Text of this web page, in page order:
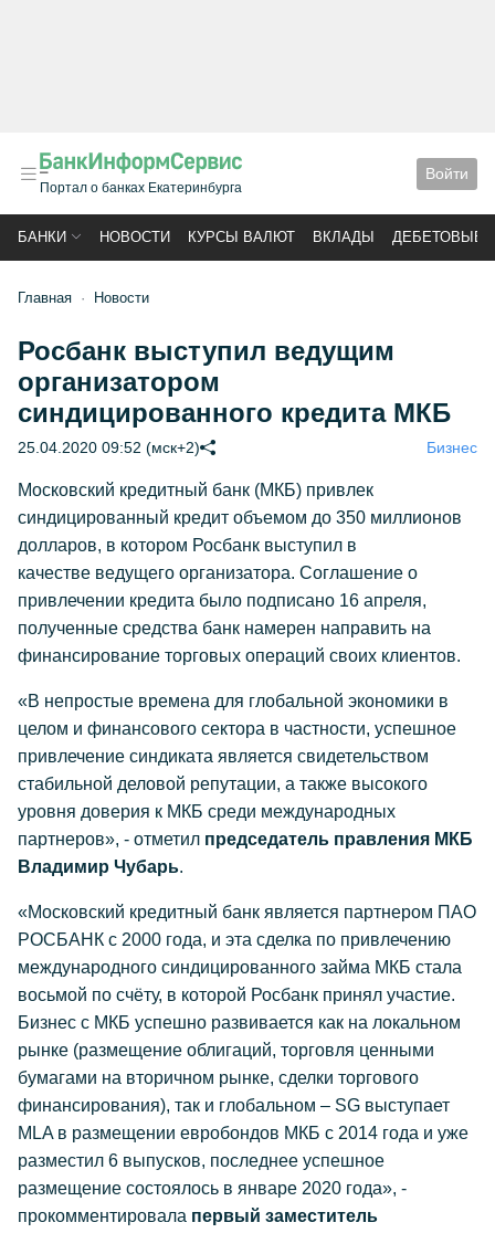
Портал о банках Екатеринбурга
Войти
БАНКИ НОВОСТИ КУРСЫ ВАЛЮТ ВКЛАДЫ ДЕБЕТОВЫЕ
Главная Новости
Росбанк выступил ведущим
организатором
синдицированного кредита МКБ
25.04.2020 09:52 (мск+2) Бизнес
Московский кредитный банк (МКБ) привлек
синдицированный кредит объемом до 350 миллионов
долларов, в котором Росбанк выступил в
качестве ведущего организатора. Соглашение о
привлечении кредита было подписано 16 апреля,
полученные средства банк намерен направить на
финансирование торговых операций своих клиентов.
«В непростые времена для глобальной экономики в
целом и финансового сектора в частности, успешное
привлечение синдиката является свидетельством
стабильной деловой репутации, а также высокого
уровня доверия к МКБ среди международных
партнеров», - отметил председатель правления МКБ
Владимир Чубарь.
«Московский кредитный банк является партнером ПАО
РОСБАНК с 2000 года, и эта сделка по привлечению
международного синдицированного займа МКБ стала
восьмой по счёту, в которой Росбанк принял участие.
Бизнес с МКБ успешно развивается как на локальном
рынке (размещение облигаций, торговля ценными
бумагами на вторичном рынке, сделки торгового
финансирования), так и глобальном – SG выступает
MLA в размещении евробондов МКБ с 2014 года и уже
разместил 6 выпусков, последнее успешное
размещение состоялось в январе 2020 года», -
прокомментировала первый заместитель